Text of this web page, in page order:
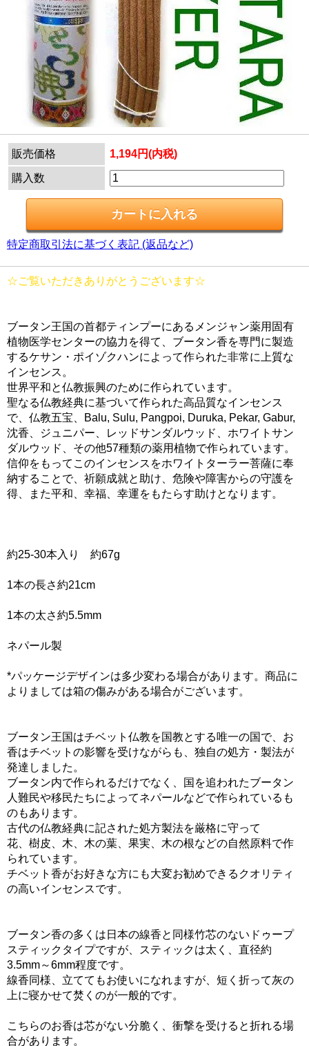
販売価格 1,194円(内税)
購入数
特定商取引法に基づく表記 (返品など)
☆ご覧いただきありがとうございます☆
ブータン王国の首都ティンプーにあるメンジャン薬用固有
植物医学センターの協力を得て、ブータン香を専門に製造
するケサン・ポイゾクハンによって作られた非常に上質な
インセンス。
世界平和と仏教振興のために作られています。
聖なる仏教経典に基づいて作られた高品質なインセンス
で、仏教五宝、Balu, Sulu, Pangpoi, Duruka, Pekar, Gabur,
沈香、ジュニパー、レッドサンダルウッド、ホワイトサン
ダルウッド、その他57種類の薬用植物で作られています。
信仰をもってこのインセンスをホワイトターラー菩薩に奉
納することで、祈願成就と助け、危険や障害からの守護を
得、また平和、幸福、幸運をもたらす助けとなります。
約25-30本入り 約67g
1本の長さ約21cm
1本の太さ約5.5mm
ネパール製
*パッケージデザインは多少変わる場合があります。商品に
よりましては箱の傷みがある場合がございます。
ブータン王国はチベット仏教を国教とする唯一の国で、お
香はチベットの影響を受けながらも、独自の処方・製法が
発達しました。
ブータン内で作られるだけでなく、国を追われたブータン
人難民や移民たちによってネパールなどで作られているも
のもあります。
古代の仏教経典に記された処方製法を厳格に守って
花、樹皮、木、木の葉、果実、木の根などの自然原料で作
られています。
チベット香がお好きな方にも大変お勧めできるクオリティ
の高いインセンスです。
ブータン香の多くは日本の線香と同様竹芯のないドゥープ
スティックタイプですが、スティックは太く、直径約
3.5mm～6mm程度です。
線香同様、立ててもお使いになれますが、短く折って灰の
上に寝かせて焚くのが一般的です。
こちらのお香は芯がない分脆く、衝撃を受けると折れる場
合があります。